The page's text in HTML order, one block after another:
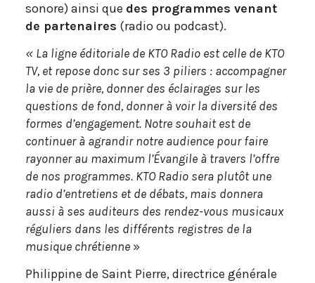
sonore) ainsi que des programmes venant
de partenaires (radio ou podcast).
« La ligne éditoriale de KTO Radio est celle de KTO
TV, et repose donc sur ses 3 piliers : accompagner
la vie de prière, donner des éclairages sur les
questions de fond, donner à voir la diversité des
formes d’engagement. Notre souhait est de
continuer à agrandir notre audience pour faire
rayonner au maximum l’Évangile à travers l’offre
de nos programmes. KTO Radio sera plutôt une
radio d’entretiens et de débats, mais donnera
aussi à ses auditeurs des rendez-vous musicaux
réguliers dans les différents registres de la
musique chrétienne »
Philippine de Saint Pierre, directrice générale